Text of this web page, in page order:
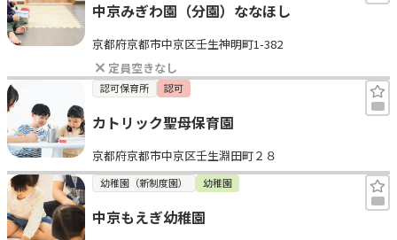
中京みぎわ園（分園）ななほし
京都府京都市中京区壬生神明町1-382
定員空きなし
認可保育所 認可
カトリック聖母保育園
京都府京都市中京区壬生淵田町２８
幼稚園（新制度園） 幼稚園
中京もえぎ幼稚園